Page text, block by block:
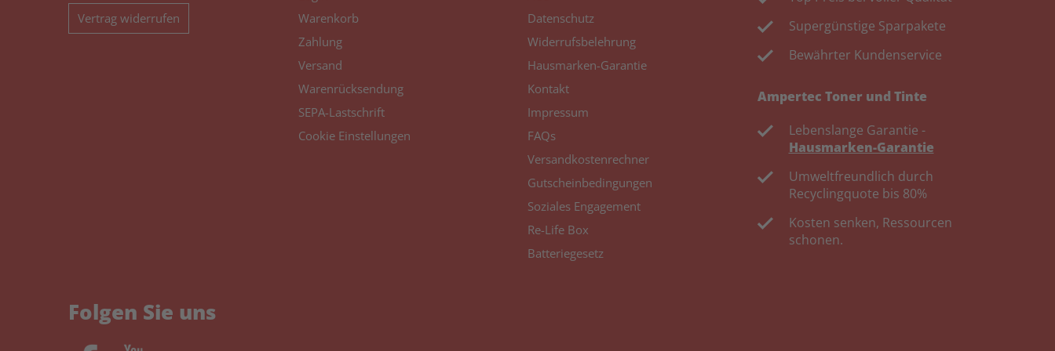
Vertrag widerrufen
Warenkorb
Zahlung
Versand
Warenrücksendung
SEPA-Lastschrift
Cookie Einstellungen
Datenschutz
Widerrufsbelehrung
Hausmarken-Garantie
Kontakt
Impressum
FAQs
Versandkostenrechner
Gutscheinbedingungen
Soziales Engagement
Re-Life Box
Batteriegesetz
Supergünstige Sparpakete
Bewährter Kundenservice
Ampertec Toner und Tinte
Lebenslange Garantie -
Hausmarken-Garantie
Umweltfreundlich durch
Recyclingquote bis 80%
Kosten senken, Ressourcen
schonen.
Folgen Sie uns